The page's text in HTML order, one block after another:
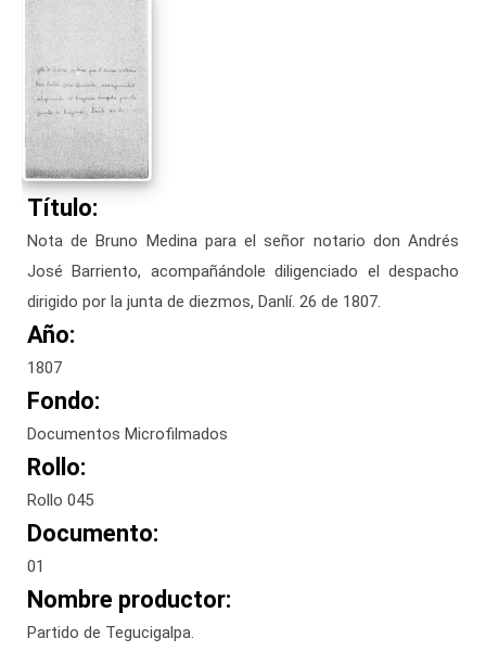
Título:
Nota de Bruno Medina para el señor notario don Andrés
José Barriento, acompañándole diligenciado el despacho
dirigido por la junta de diezmos, Danlí. 26 de 1807.
Año:
1807
Fondo:
Documentos Microfilmados
Rollo:
Rollo 045
Documento:
01
Nombre productor:
Partido de Tegucigalpa.